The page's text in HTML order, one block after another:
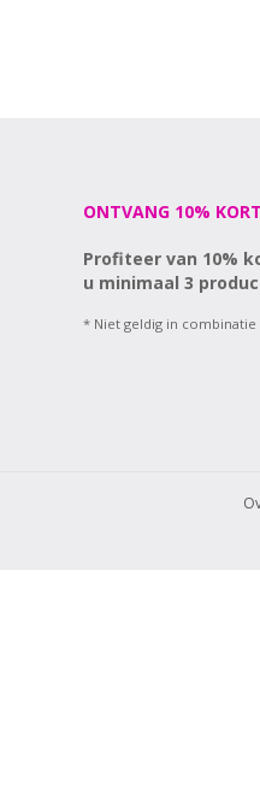
ONTVANG 10%
Profiteer van 10%
u minimaal 3
* Niet geldig in